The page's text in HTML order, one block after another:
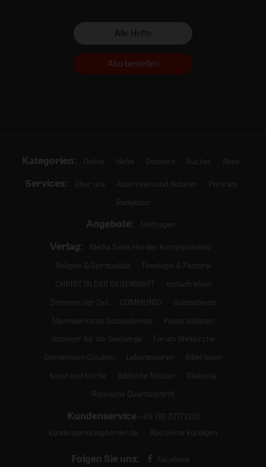
Alle Hefte
Abo bestellen
Kategorien: Online Hefte Dossiers Bücher Abos
Services: Über uns Autorinnen und Autoren
Porträts
Redaktion
Angebote: Umfragen
Verlag:
Media Sales Herder Korrespondenz
Religion & Spiritualität
Theologie & Pastoral
CHRIST IN DER GEGENWART
einfach leben
Stimmen der Zeit
COMMUNIO
Gottesdienst
Ideenwerkstatt Gottesdienste
Pastoralblätter
Anzeiger für die Seelsorge
Forum Weltkirche
Gemeinsam Glauben
Lebensspuren
Bibel lesen
kunst und kirche
Biblische Notizen
Diakonia
Römische Quartalschrift
Kundenservice +49 761 2717200
kundenservice@herder.de
Abo online kündigen
Folgen Sie uns: Facebook